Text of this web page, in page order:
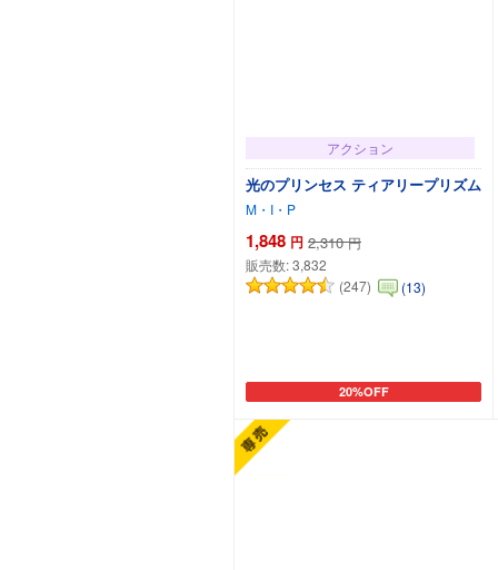
アクション
光のプリンセス ティアリープリズム
M・I・P
1,848 円 2,310 円
販売数:3,832
(247)
(13)
20%OFF
カートに追加